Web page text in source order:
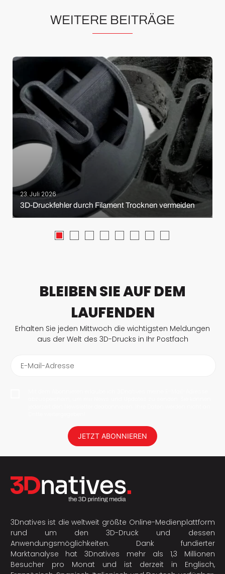
WEITERE BEITRÄGE
23. Juli 2026
3D-Druckfehler durch Filament Trocknen vermeiden
BLEIBEN SIE AUF DEM
LAUFENDEN
Erhalten Sie jeden Mittwoch die wichtigsten Meldungen
aus der Welt des 3D-Drucks in Ihr Postfach
E-Mail-Adresse
JETZT ABONNIEREN
3Dnatives ist die weltweit größte Online-Medienplattform
rund um den 3D-Druck und dessen
Anwendungsmöglichkeiten. Dank fundierter
Marktanalyse hat 3Dnatives mehr als 1,3 Millionen
Besucher pro Monat und ist derzeit in Englisch,